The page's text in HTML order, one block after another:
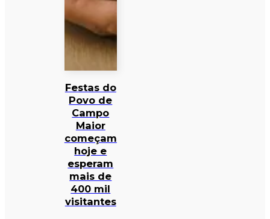
Festas do
Povo de
Campo
Maior
começam
hoje e
esperam
mais de
400 mil
visitantes